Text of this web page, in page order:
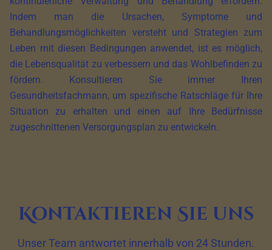
Indem man die Ursachen, Symptome und
Behandlungsmöglichkeiten versteht und Strategien zum
Leben mit diesen Bedingungen anwendet, ist es möglich,
die Lebensqualität zu verbessern und das Wohlbefinden zu
fördern. Konsultieren Sie immer Ihren
Gesundheitsfachmann, um spezifische Ratschläge für Ihre
Situation zu erhalten und einen auf Ihre Bedürfnisse
zugeschnittenen Versorgungsplan zu entwickeln.
Kontaktieren Sie uns
Unser Team antwortet innerhalb von 24 Stunden.